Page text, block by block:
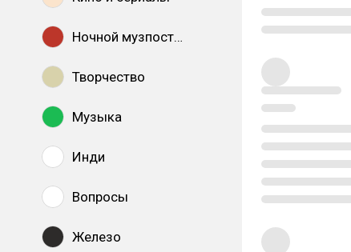
Ночной музпостинг
Творчество
Музыка
Инди
Вопросы
Железо